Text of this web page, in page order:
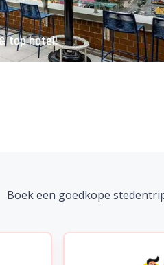
top hotel!
Boek een goedkope